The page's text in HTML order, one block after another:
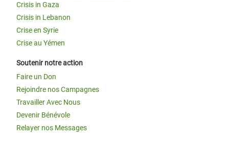
Crisis in Gaza
Crisis in Lebanon
Crise en Syrie
Crise au Yémen
Soutenir notre action
Faire un Don
Rejoindre nos Campagnes
Travailler Avec Nous
Devenir Bénévole
Relayer nos Messages